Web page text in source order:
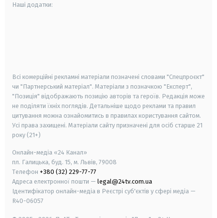
Наші додатки:
Всі комерційні рекламні матеріали позначені словами "Спецпроєкт"
чи "Партнерський матеріал". Матеріали з позначкою "Експерт",
"Позиція" відображають позицію авторів та героїв. Редакція може
не поділяти їхніх поглядів. Детальніше щодо реклами та правил
цитування можна ознайомитись в правилах користування сайтом.
Усі права захищені. Матеріали сайту призначені для осіб старше 21
року (21+)
Онлайн-медіа «24 Канал»
пл. Галицька, буд. 15, м. Львів, 79008
Телефон +380 (32) 229-77-77
Адреса електронної пошти — legal@24tv.com.ua
Ідентифікатор онлайн-медіа в Реєстрі суб'єктів у сфері медіа —
R40-06057